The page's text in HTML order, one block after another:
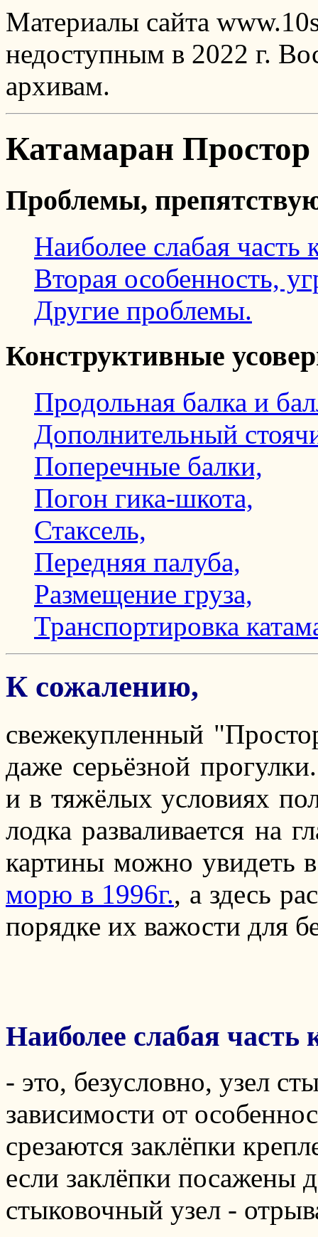
Материалы сайта
недоступным в 2022 г.
архивам.
Катамаран Простор
Проблемы,
Наиболее слабая часть
Вторая особенность,
Другие проблемы.
Конструктивные
Продольная балка и
Дополнительный
Поперечные балки,
Погон гика-шкота,
Стаксель,
Передняя палуба,
Размещение груза,
Транспортировка
К сожалению,
свежекупленный
даже серьёзной
и в тяжёлых условиях
лодка разваливается на
картины можно увидеть
морю в 1996г., а здесь
порядке их важости для
Наиболее слабая часть
- это, безусловно, узел
зависимости от
срезаются заклёпки
если заклёпки посажены
стыковочный узел -